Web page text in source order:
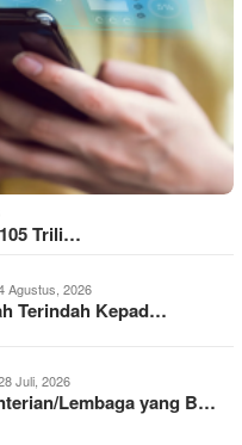
Trili…
Agustus, 2026
Terindah Kepad…
Juli, 2026
Lembaga yang B…